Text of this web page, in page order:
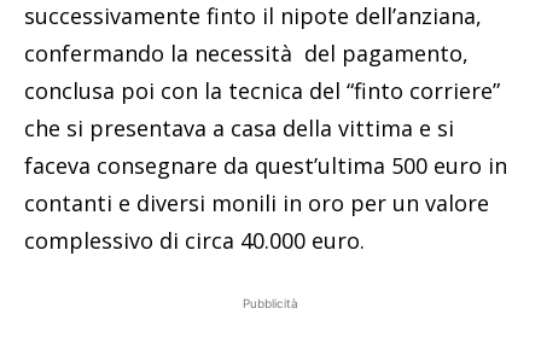
successivamente finto il nipote dell’anziana,
confermando la necessità del pagamento,
conclusa poi con la tecnica del “finto corriere”
che si presentava a casa della vittima e si
faceva consegnare da quest’ultima 500 euro in
contanti e diversi monili in oro per un valore
complessivo di circa 40.000 euro.
Pubblicità